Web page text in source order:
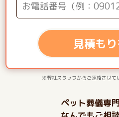
見積も
※弊社スタッフからご連絡させて
ペット葬儀専